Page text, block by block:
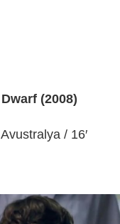
(2008)
/ 16′